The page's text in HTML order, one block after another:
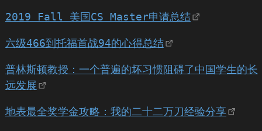
2019 Fall 美国CS Master申请总结
六级466到托福首战94的心得总结
普林斯顿教授：一个普遍的坏习惯阻碍了中国学生的长
远发展
地表最全奖学金攻略：我的二十二万刀经验分享